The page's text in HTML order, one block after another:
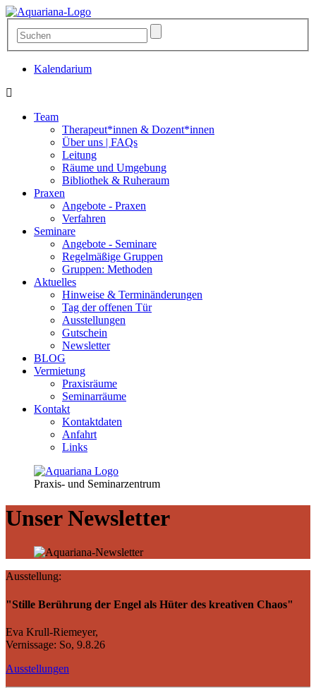
Kalendarium
Team
Therapeut*innen & Dozent*innen
Über uns | FAQs
Leitung
Räume und Umgebung
Bibliothek & Ruheraum
Praxen
Angebote - Praxen
Verfahren
Seminare
Angebote - Seminare
Regelmäßige Gruppen
Gruppen: Methoden
Aktuelles
Hinweise & Terminänderungen
Tag der offenen Tür
Ausstellungen
Gutschein
Newsletter
BLOG
Vermietung
Praxisräume
Seminarräume
Kontakt
Kontaktdaten
Anfahrt
Links
Praxis- und Seminarzentrum
UnserNewsletter
Ausstellung:
"Stille Berührung der Engel als Hüter des kreativen Chaos"
Eva Krull-Riemeyer,
Vernissage: So, 9.8.26
Ausstellungen